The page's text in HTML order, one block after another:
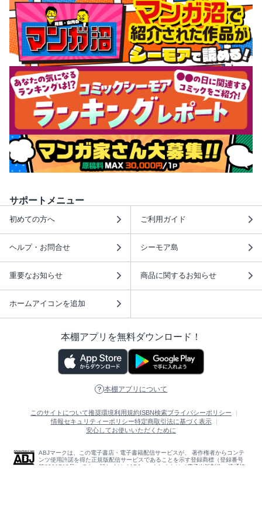
サポートメニュー
初めての方へ ご利用ガイド
ヘルプ・お問合せ シーモア島
重要なお知らせ 商品に関するお知らせ
ホームアイコンを追加
本棚アプリを無料ダウンロード！
本棚アプリについて
このサイトについて推奨環境利用規約ISBN検索プライバシーポリシー
情報セキュリティーポリシー特定商取引法に基づく表示
安心してお使いいただくために
ABJマークは、この電子書店・電子書籍配信サービスが、 著作権者からコンテ
ンツ使用許諾を得た正規版配信サービスであることを示す登録商標（登録番号
第6091713号）です。 詳しくは［ABJマーク］または［電子出版制作・流通協